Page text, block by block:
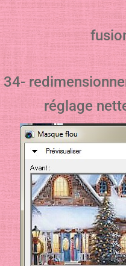
34-
réglage